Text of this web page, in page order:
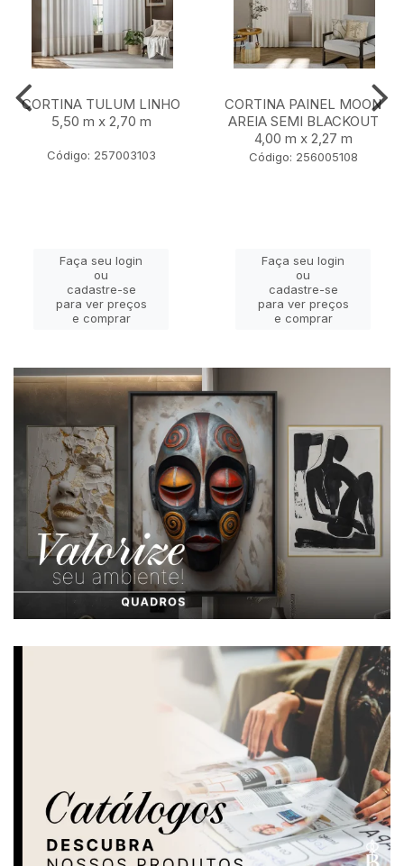
CORTINA TULUM LINHO
5,50 m x 2,70 m
Código: 257003103
Faça seu login
ou
cadastre-se
para ver preços
e comprar
CORTINA PAINEL MOON
AREIA SEMI BLACKOUT
4,00 m x 2,27 m
Código: 256005108
Faça seu login
ou
cadastre-se
para ver preços
e comprar